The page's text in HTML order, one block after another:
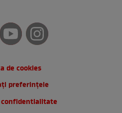
de cookies
preferințele